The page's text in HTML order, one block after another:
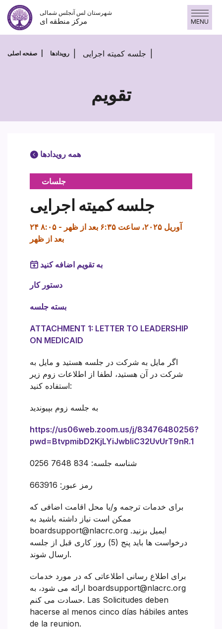
پرش
محتوا
شهرستان لس آنجلس شمالی
مرکز منطقه ای MENU
صفحه اصلی رویدادها جلسه کمیته اجرایی
تقویم
همه رویدادها
جلسات
جلسه کمیته اجرایی
۲۴ آوریل ۲۰۲۵، ساعت ۶:۳۵ بعد از ظهر - ۸:۰۵
بعد از ظهر
به تقویم اضافه کنید
دستور کار
بسته جلسه
ATTACHMENT 1: LETTER TO LEADERSHIP
ON MEDICAID
اگر مایل به شرکت در جلسه هستید و مایل به
شرکت در آن هستید، لطفا از اطلاعات زوم زیر
استفاده کنید:
به جلسه زوم بپیوندید
https://us06web.zoom.us/j/83476480256?
pwd=BtvpmibD2KjLYiJwbIiC32UvUrT9nR.1
شناسه جلسه: 834 7648 0256
رمز عبور: 663916
برای خدمات ترجمه و/یا محل اقامت اضافی که
ممکن است نیاز داشته باشید به
boardsupport@nlacrc.org ایمیل بزنید.
درخواست ها باید پنج (5) روز کاری قبل از جلسه
ارسال شوند.
برای اطلاع رسانی اطلاعاتی که در مورد خدمات
ارائه می شود، به boardsupport@nlacrc.org
حسادت می کنم. Las Solicitudes deben
hacerse al menos cinco días hábiles antes
de la reunion.